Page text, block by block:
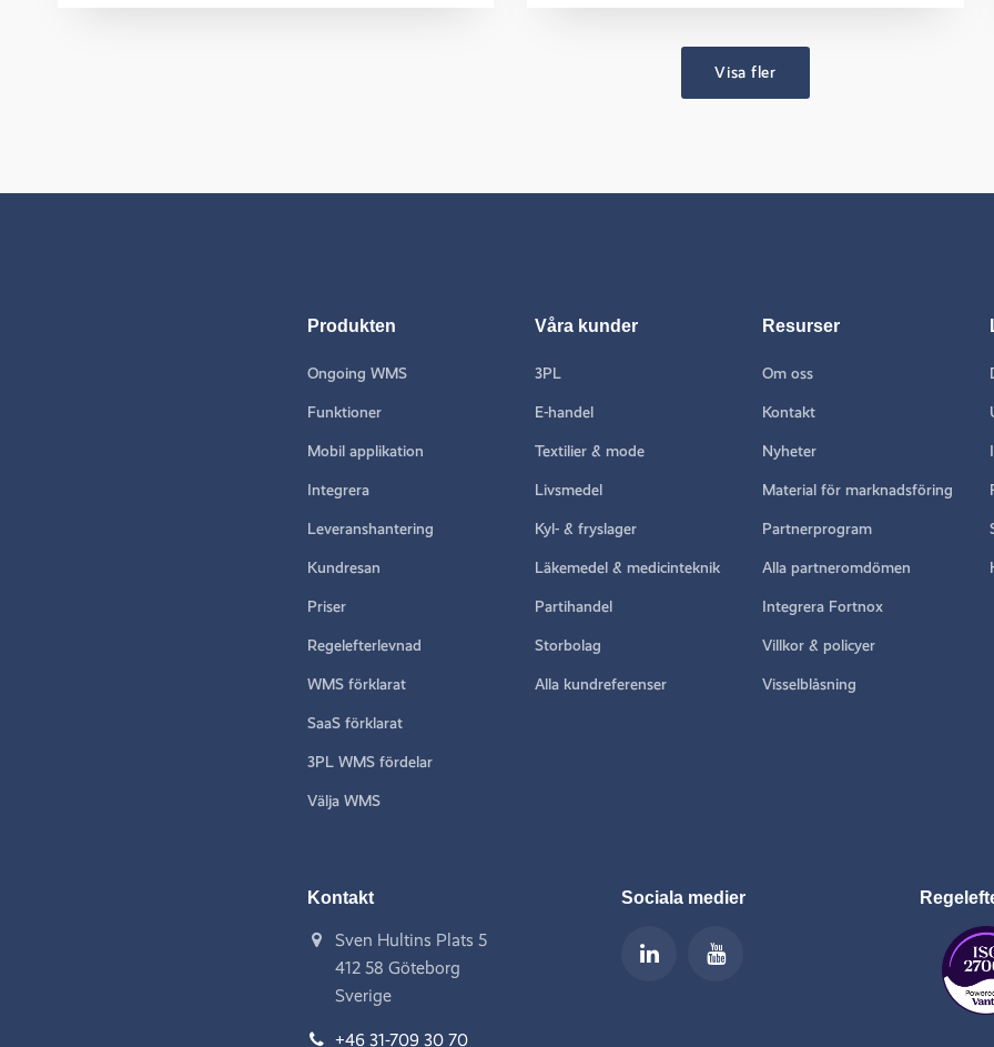
Visa fler
Produkten
Ongoing WMS
Funktioner
Mobil applikation
Integrera
Leveranshantering
Kundresan
Priser
Regelefterlevnad
WMS förklarat
SaaS förklarat
3PL WMS fördelar
Välja WMS
Våra kunder
3PL
E-handel
Textilier & mode
Livsmedel
Kyl- & fryslager
Läkemedel & medicinteknik
Partihandel
Storbolag
Alla kundreferenser
Resurser
Om oss
Kontakt
Nyheter
Material för marknadsföring
Partnerprogram
Alla partneromdömen
Integrera Fortnox
Villkor & policyer
Visselblåsning
Kontakt
Sven Hultins Plats 5
412 58 Göteborg
Sverige
+46 31-709 30 70
Sociala medier